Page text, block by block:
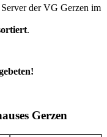
der VG Gerzen im
.
Gerzen